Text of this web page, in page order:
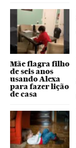
Mãe flagra filho
de seis anos
usando Alexa
para fazer lição
de casa